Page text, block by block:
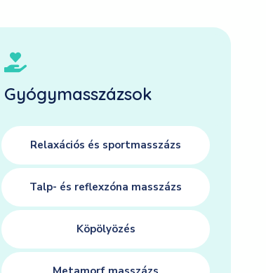
Gyógymasszázsok
Relaxációs és sportmasszázs
Talp- és reflexzóna masszázs
Köpölyözés